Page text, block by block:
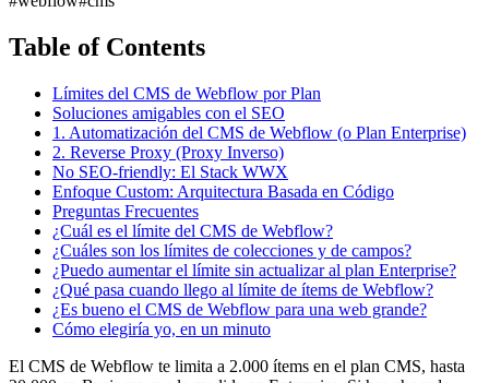
Table of Contents
Límites del CMS de Webflow por Plan
Soluciones amigables con el SEO
1. Automatización del CMS de Webflow (o Plan Enterprise)
2. Reverse Proxy (Proxy Inverso)
No SEO-friendly: El Stack WWX
Enfoque Custom: Arquitectura Basada en Código
Preguntas Frecuentes
¿Cuál es el límite del CMS de Webflow?
¿Cuáles son los límites de colecciones y de campos?
¿Puedo aumentar el límite sin actualizar al plan Enterprise?
¿Qué pasa cuando llego al límite de ítems de Webflow?
¿Es bueno el CMS de Webflow para una web grande?
Cómo elegiría yo, en un minuto
El CMS de Webflow te limita a 2.000 ítems en el plan CMS, hasta